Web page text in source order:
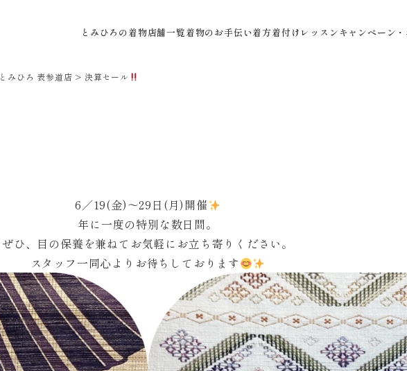
とみひろの着物店舗一覧着物のお手伝い着方着付けレッスンキャンペーン
とみひろ 表参道店 > 決算セール
6／19(金)〜29日(月)開催
年に一度の特別な数日間。
ぜひ、目の保養を兼ねてお気軽にお立ち寄りください。
スタッフ一同心よりお待ちしております